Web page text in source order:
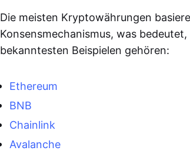
Die meisten Kryptowährungen
Konsensmechanismus, was
bekanntesten Beispielen gehören:
Ethereum
BNB
Chainlink
Avalanche